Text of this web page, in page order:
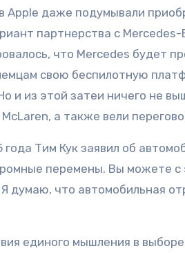
Apple даже подумывали
партнерства с
что Mercedes будет
свою беспилотную
и из этой затеи ничего не
а также вели
года Тим Кук заявил об
перемены. Вы можете
думаю, что автомобильная
единого мышления в